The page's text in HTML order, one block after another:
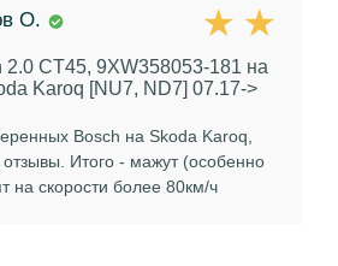
О.
2.0 CT45, 9XW358053-181 на
Karoq [NU7, ND7] 07.17->
Bosch на Skoda Karoq,
Итого - мажут (особенно
на скорости более 80км/ч